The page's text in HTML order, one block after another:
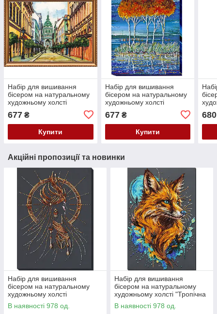
Набір для вишивання
бісером на натуральному
художньому холсті
"Будапешт" Абрис Арт AB-
142
677 ₴
Купити
Набір для вишивання
бісером на натуральному
художньому холсті
Абрис Арт AB-487
677₴
Купити
680
Акційні пропозиції та новинки
Набір для вишивання
бісером на натуральному
художньому холсті
"Народжена сяяти" Абрис
Арт AB-985
В наявності 978 од.
Набір для вишивання
бісером на натуральному
художньому холсті "Тропічна
гостя" Абрис Арт AB-988
В наявності 978 од.